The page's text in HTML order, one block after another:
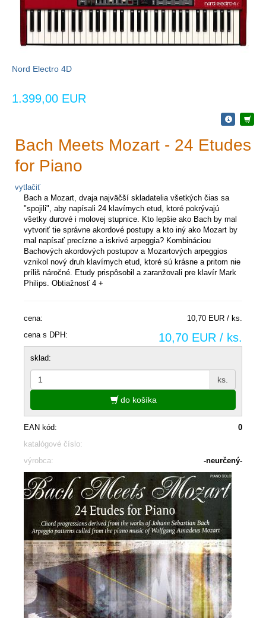
Nord Electro 4D
1.399,00 EUR
Bach Meets Mozart - 24 Etudes
for Piano
vytlačiť
Bach a Mozart, dvaja najväčší skladatelia všetkých čias sa
"spojili", aby napísali 24 klavírnych etud, ktoré pokrývajú
všetky durové i molovej stupnice. Kto lepšie ako Bach by mal
vytvoriť tie správne akordové postupy a kto iný ako Mozart by
mal napísať precízne a iskrivé arpeggia? Kombináciou
Bachových akordových postupov a Mozartových arpeggios
vznikol nový druh klavírnych etud, ktoré sú krásne a pritom nie
príliš náročné. Etudy prispôsobil a zaranžovali pre klavír Mark
Philips. Obtiažnosť 4 +
cena:
10,70 EUR / ks.
cena s DPH:
10,70 EUR / ks.
sklad:
ks.
do košíka
EAN kód:
0
katalógové číslo:
výrobca:
-neurčený-